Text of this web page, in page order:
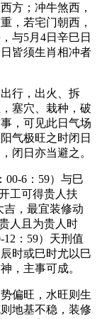
方；冲牛煞西，
，若宅门朝西，
与5月4日辛巳日
皆须生肖相冲者
行，出火、拆
塞穴、栽种，破
，可见此日气场
气极旺之时闭日
闭日亦当避之。
00-6：59）与巳
工可得贵人扶
吉，最宜装修动
人且为贵人时
：59）天刑值
时或巳时尤以巳
，主事可成。
偏旺，水旺则生
地基不稳，装修